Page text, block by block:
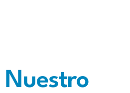
Nuestro